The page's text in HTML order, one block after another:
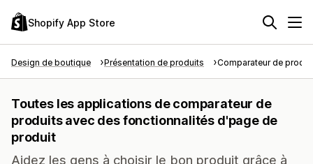
Shopify App Store
Design de boutique Présentation de produits Comparateur de
Toutes les applications de comparateur de
produits avec des fonctionnalités d'page de
produit
Aidez les gens à choisir le bon produit grâce à